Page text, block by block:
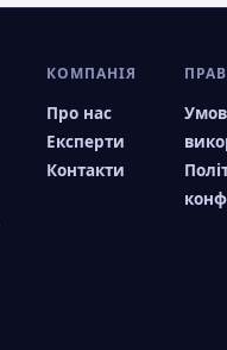
КОМПАНІЯ
Про нас
Експерти
Контакти